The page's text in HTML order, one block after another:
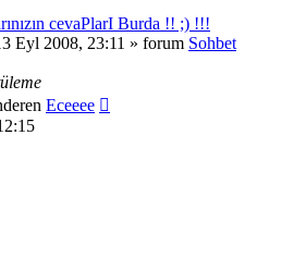
cevaPlarI Burda !! ;) !!!
Eyl 2008, 23:11 » forum Sohbet
Eceeee